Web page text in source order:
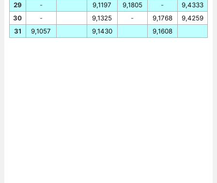
29
30
31
-
-
9,1057
9,1197
9,1325
9,1430
9,1805
-
-
9,1768
9,1608
9,4333
9,4259